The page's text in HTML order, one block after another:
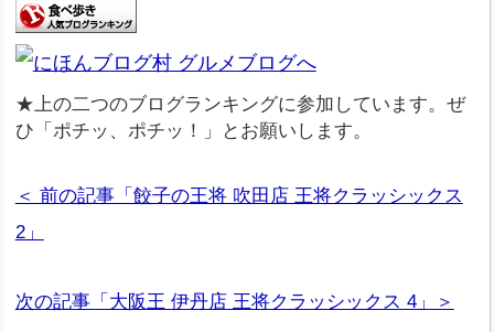
★上の二つのブログランキングに参加しています。ぜ
ひ「ポチッ、ポチッ！」とお願いします。
＜ 前の記事「餃子の王将 吹田店 王将クラッシックス
2」
次の記事「大阪王 伊丹店 王将クラッシックス 4」＞